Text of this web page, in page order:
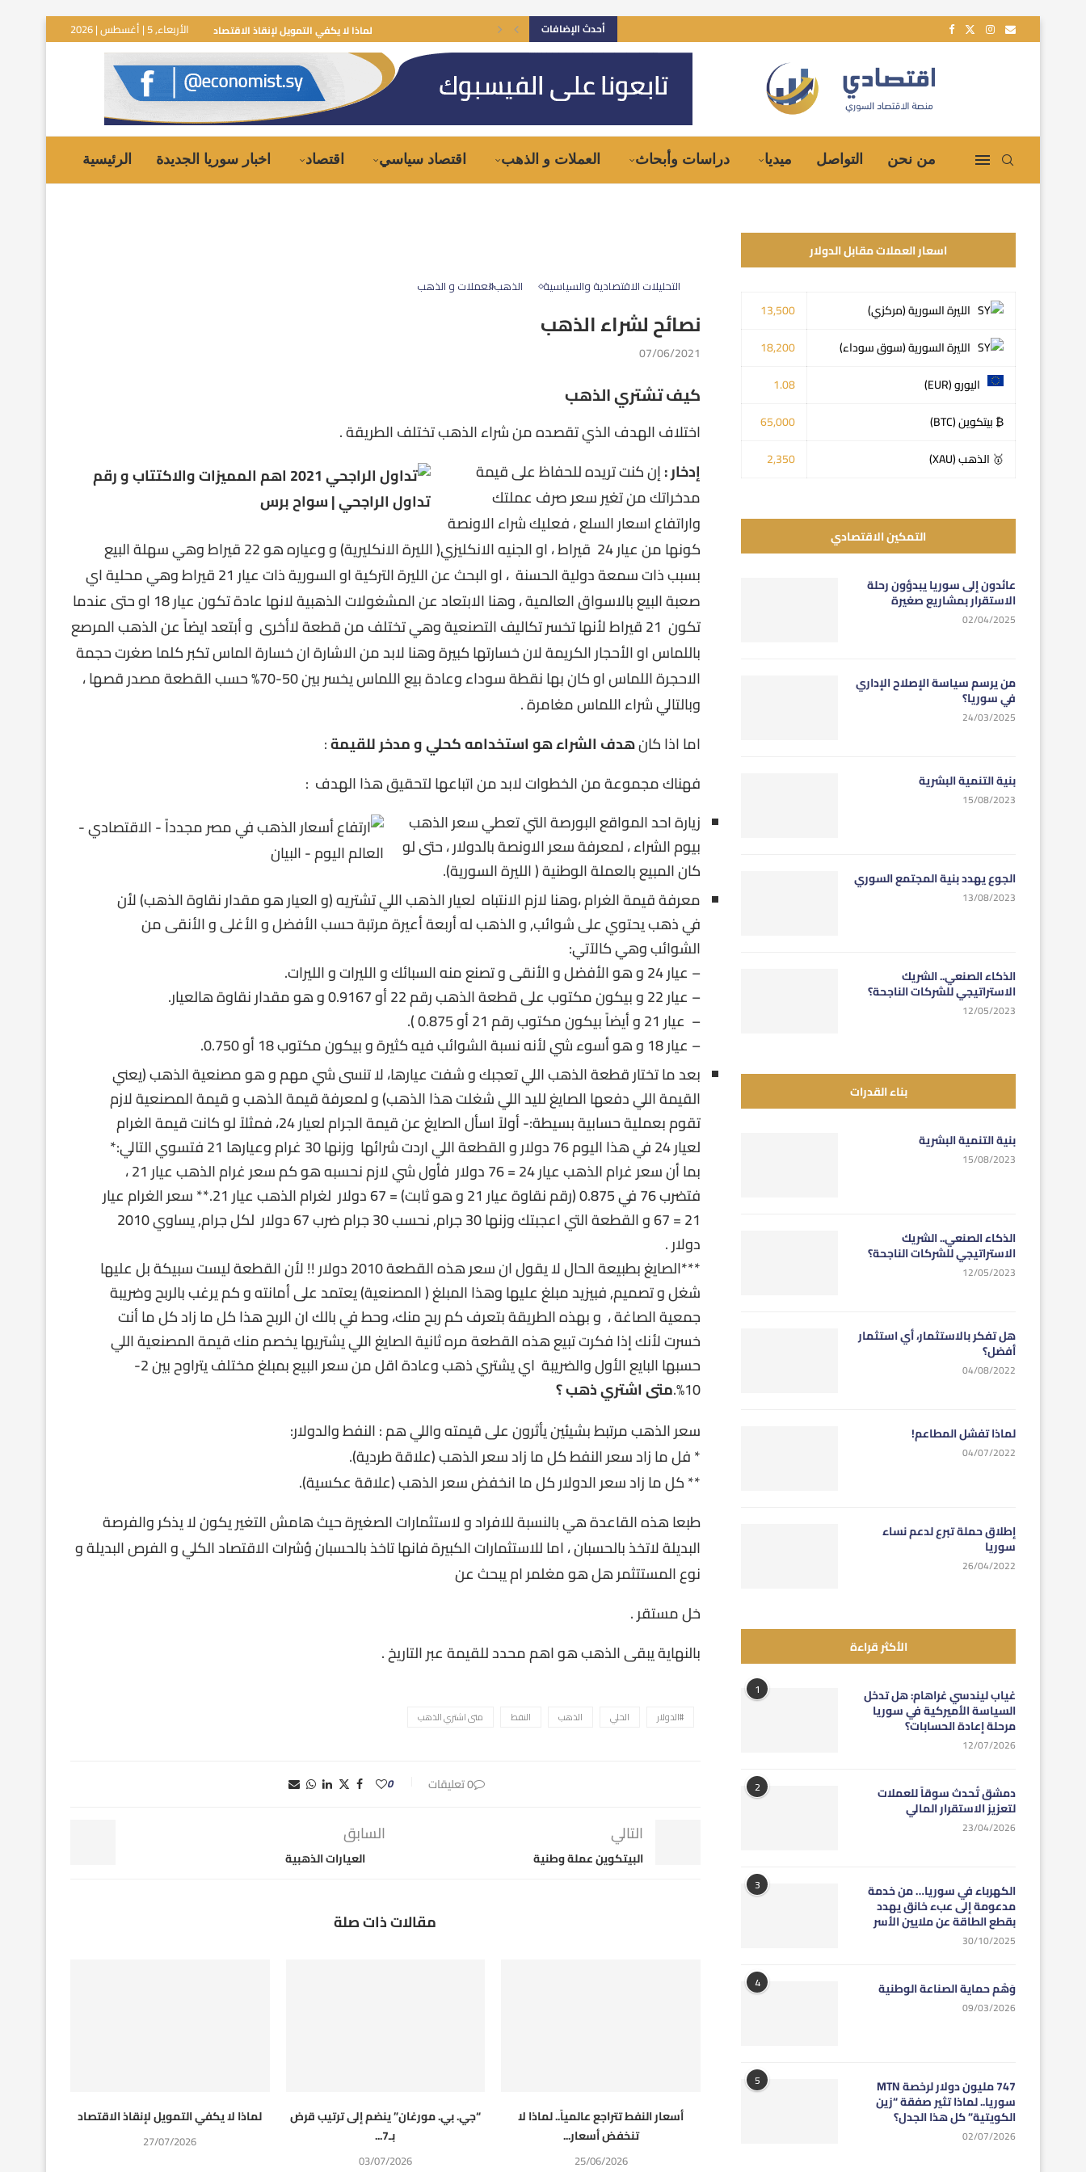
الأربعاء, 5 | أغسطس | 2026 أحدث الإضافات لماذا لا يكفي التمويل لإنقاذ الاقتصاد
الرئيسية اخبار سوريا الجديدة اقتصاد اقتصاد سياسي العملات و الذهب دراسات وأبحاث ميديا التواصل من نحن
التحليلات الاقتصادية والسياسية الذهبالعملات و الذهب
نصائح لشراء الذهب
07/06/2021
كيف تشتري الذهب
اختلاف الهدف الذي تقصده من شراء الذهب تختلف الطريقة .
إدخار :إن كنت تريده للحفاظ على قيمة
مدخراتك من تغير سعر صرف عملتك
واراتفاع اسعار السلع ، فعليك شراء الاونصة
كونها من عيار 24 قيراط ، او الجنيه الانكليزي( الليرة الانكليرية) و وعياره هو 22 قيراط وهي سهلة البيع
بسبب ذات سمعة دولية الحسنة ، او البحث عن الليرة التركية او السورية ذات عيار 21 قيراط وهي محلية اي
صعبة البيع بالاسواق العالمية ، وهنا الابتعاد عن المشغولات الذهبية لانها عادة تكون عيار 18 او حتى عندما
تكون 21 قيراط لأنها تخسر تكاليف التصنعية وهي تختلف من قطعة لاأخرى و أبتعد ايضاً عن الذهب المرصع
باللماس او الأحجار الكريمة لان خسارتها كبيرة وهنا لابد من الاشارة ان خسارة الماس تكبر كلما صغرت حجمة
الاحجرة اللماس او كان بها نقطة سوداء وعادة بيع اللماس يخسر بين 50-70% حسب القطعة مصدر قصها ،
وبالتالي شراء اللماس مغامرة .
اما اذا كانهدف الشراء هو استخدامه كحلي و مدخر للقيمة:
فهناك مجموعة من الخطوات لابد من اتباعها لتحقيق هذا الهدف :
زيارة احد المواقع البورصة التي تعطي سعر الذهب
بيوم الشراء ، لمعرفة سعر الاونصة بالدولار ، حتى لو
كان المبيع بالعملة الوطنية ( الليرة السورية).
معرفة قيمة الغرام ،وهنا لازم الانتباه لعيار الذهب اللي تشتريه (و العيار هو مقدار نقاوة الذهب) لأن
في ذهب يحتوي على شوائب, و الذهب له أربعة أعيرة مرتبة حسب الأفضل و الأغلى و الأنقى من
الشوائب وهي كالآتي:
– عيار 24 و هو الأفضل و الأنقى و تصنع منه السبائك و الليرات و الليرات.
– عيار 22 و بيكون مكتوب على قطعة الذهب رقم 22 أو 0.9167 و هو مقدار نقاوة هالعيار.
– عيار 21 و أيضاً بيكون مكتوب رقم 21 أو 0.875 ).
– عيار 18 و هو أسوء شي لأنه نسبة الشوائب فيه كثيرة و بيكون مكتوب 18 أو 0.750.
بعد ما تختار قطعة الذهب اللي تعجبك و شفت عيارها، لا تنسى شي مهم و هو مصنعية الذهب (يعني
القيمة اللي دفعها الصايغ لليد اللي شغلت هذا الذهب) و لمعرفة قيمة الذهب و قيمة المصنعية لازم
تقوم بعملية حسابية بسيطة:- أولاً اسأل الصايغ عن قيمة الجرام لعيار 24، فمثلاً لو كانت قيمة الغرام
لعيار 24 في هذا اليوم 76 دولار و القطعة اللي اردت شرائها وزنها 30 غرام وعيارها 21 فتسوي التالي:*
بما أن سعر غرام الذهب عيار 24 = 76 دولار فأول شي لازم نحسبه هو كم سعر غرام الذهب عيار 21 ،
فتضرب 76 في 0.875 (رقم نقاوة عيار 21 و هو ثابت) = 67 دولار لغرام الذهب عيار 21.** سعر الغرام عيار
21 = 67 و القطعة التي اعجبتك وزنها 30 جرام, نحسب 30 جرام ضرب 67 دولار لكل جرام, يساوي 2010
دولار .
***الصايغ بطبيعة الحال لا يقول ان سعر هذه القطعة 2010 دولار !! لأن القطعة ليست سبيكة بل عليها
شغل و تصميم, فبيزيد مبلغ عليها وهذا المبلغ ( المصنعية) يعتمد على أمانته و كم يرغب بالربح وضريبة
جمعية الصاغة ، و بهذه الطريقة بتعرف كم ربح منك، وحط في بالك ان الربح هذا كل ما زاد كل ما أنت
خسرت لأنك إذا فكرت تبيع هذه القطعة مره ثانية الصايغ اللي يشتريها يخصم منك قيمة المصنعية اللي
حسبها البايع الأول والضريبة اي يشتري ذهب وعادة اقل من سعر البيع بمبلغ مختلف يتراوح بين 2-
10%. متى اشتري ذهب ؟
سعر الذهب مرتبط بشيئين يأثرون على قيمته واللي هم : النفط والدولار:
* فل ما زاد سعر النفط كل ما زاد سعر الذهب (علاقة طردية).
** كل ما زاد سعر الدولار كل ما انخفض سعر الذهب (علاقة عكسية).
طبعا هذه القاعدة هي بالنسبة للافراد و لاستثمارات الصغيرة حيث هامش التغير يكون لا يذكر والفرصة
البديلة لاتخذ بالحسبان ، اما للاستثمارات الكبيرة فانها تاخذ بالحسبان ؤشرات الاقتصاد الكلي و الفرص البديلة و
نوع المستتثمر هل هو مغلمر ام يبحث عن
خل مستقر .
بالنهاية يبقى الذهب هو اهم محدد للقيمة عبر التاريخ .
#الدولار الحلي الذهب النفط متى اشتري الذهب
0 تعليقات 0
السابق
العيارات الذهبية
التالي
البيتكوين عملة وطنية
مقالات ذات صلة
لماذا لا يكفي التمويل لإنقاذ الاقتصاد
27/07/2026
“جي. بي. مورغان” ينضم إلى ترتيب قرض
بـ7...
03/07/2026
أسعار النفط تتراجع عالمياً.. لماذا لا
تنخفض أسعار...
25/06/2026
اسعار العملات مقابل الدولار
الليرة السورية (مركزي)
13,500
الليرة السورية (سوق سوداء)
18,200
اليورو (EUR)
1.08
₿ بيتكوين (BTC)
65,000
🥇 الذهب (XAU)
2,350
التمكين الاقتصادي
عائدون إلى سوريا يبدؤون رحلة
الاستقرار بمشاريع صغيرة
02/04/2025
من يرسم سياسة الإصلاح الإداري
في سوريا؟
24/03/2025
بنية التنمية البشرية
15/08/2023
الجوع يهدد بنية المجتمع السوري
13/08/2023
الذكاء الصنعي.. الشريك
الاستراتيجي للشركات الناجحة؟
12/05/2023
بناء القدرات
بنية التنمية البشرية
15/08/2023
الذكاء الصنعي.. الشريك
الاستراتيجي للشركات الناجحة؟
12/05/2023
هل تفكر بالاستثمار، أي استثمار
أفضل؟
04/08/2022
لماذا تفشل المطاعم!
04/07/2022
إطلاق حملة تبرع لدعم نساء
سوريا
26/04/2022
الأكثر قراءة
1 غياب ليندسي غراهام: هل تدخل
السياسة الأميركية في سوريا
مرحلة إعادة الحسابات؟
12/07/2026
2 دمشق تُحدث سوقاً للعملات
لتعزيز الاستقرار المالي
23/04/2026
3 الكهرباء في سوريا… من خدمة
مدعومة إلى عبء خانق يهدد
بقطع الطاقة عن ملايين الأسر
30/10/2025
4 وَهْم حماية الصناعة الوطنية
09/03/2026
5 747 مليون دولار لرخصة MTN
سوريا.. لماذا تثير صفقة “زين
الكويتية” كل هذا الجدل؟
02/07/2026